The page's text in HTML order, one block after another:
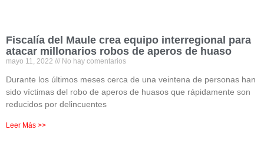
Fiscalía del Maule crea equipo interregional para
atacar millonarios robos de aperos de huaso
mayo 11, 2022 No hay comentarios
Durante los últimos meses cerca de una veintena de personas han
sido víctimas del robo de aperos de huasos que rápidamente son
reducidos por delincuentes
Leer Más >>